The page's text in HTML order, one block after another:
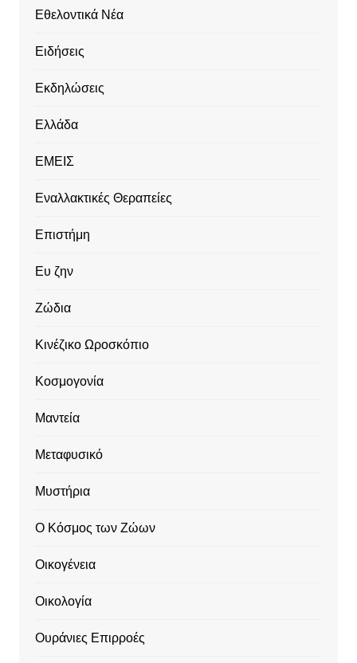
Εθελοντικά Νέα
Ειδήσεις
Εκδηλώσεις
Ελλάδα
ΕΜΕΙΣ
Εναλλακτικές Θεραπείες
Επιστήμη
Ευ ζην
Ζώδια
Κινέζικο Ωροσκόπιο
Κοσμογονία
Μαντεία
Μεταφυσικό
Μυστήρια
Ο Κόσμος των Ζώων
Οικογένεια
Οικολογία
Ουράνιες Επιρροές